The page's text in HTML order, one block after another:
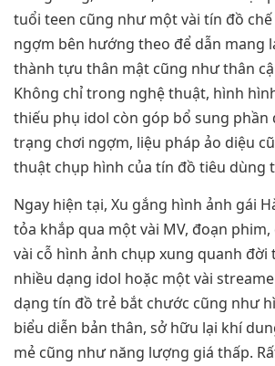
tuổi teen cũng như một vài tín đồ
ngợm bên hướng theo để dẫn mang
thành tựu thân mật cũng như thân
Không chỉ trong nghệ thuật, hình
thiếu phụ idol còn góp bổ sung phần
trạng chơi ngợm, liệu pháp ảo diệu
thuật chụp hình của tín đồ tiêu dùng
Ngay hiện tại, Xu gắng hình ảnh gái
tỏa khắp qua một vài MV, đoạn
vài cỗ hình ảnh chụp xung quanh
nhiều dạng idol hoặc một vài
dạng tín đồ trẻ bắt chước cũng như
biểu diễn bản thân, sở hữu lại khí
mẻ cũng như năng lượng giá thấp.